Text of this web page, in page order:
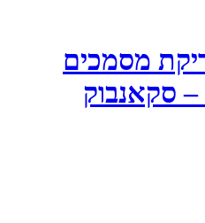
מסמכים
סקאנבוק